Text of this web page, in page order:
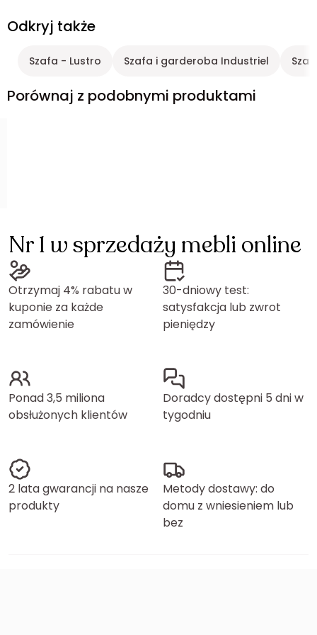
Odkryj także
Szafa - Lustro Szafa i garderoba Industriel
Porównaj z podobnymi produktami
Nr 1 w sprzedaży mebli online
Otrzymaj 4% rabatu w
kuponie za każde
zamówienie
30-dniowy test:
satysfakcja lub zwrot
pieniędzy
Ponad 3,5 miliona
obsłużonych klientów
Doradcy dostępni 5 dni w
tygodniu
2 lata gwarancji na nasze
produkty
Metody dostawy: do
domu z wniesieniem lub
bez